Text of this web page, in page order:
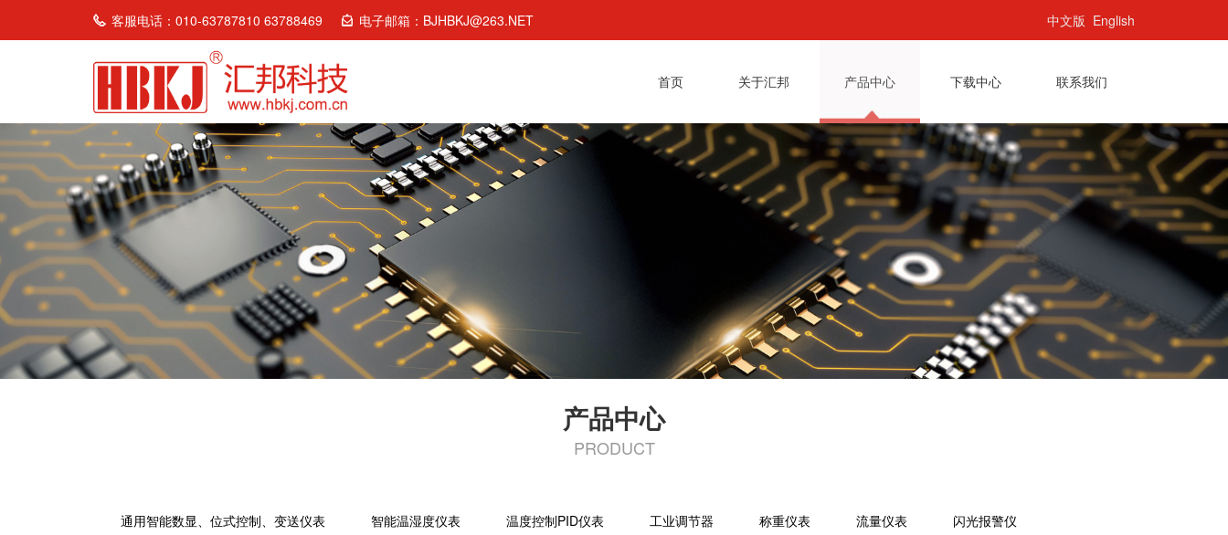
客服电话：010-63787810 63788469 电子邮箱：BJHBKJ@263.NET 中文版 English
首页 关于汇邦 产品中心 下载中心 联系我们
产品中心
PRODUCT
通用智能数显、位式控制、变送仪表 智能温湿度仪表 温度控制PID仪表 工业调节器 称重仪表 流量仪表 闪光报警仪